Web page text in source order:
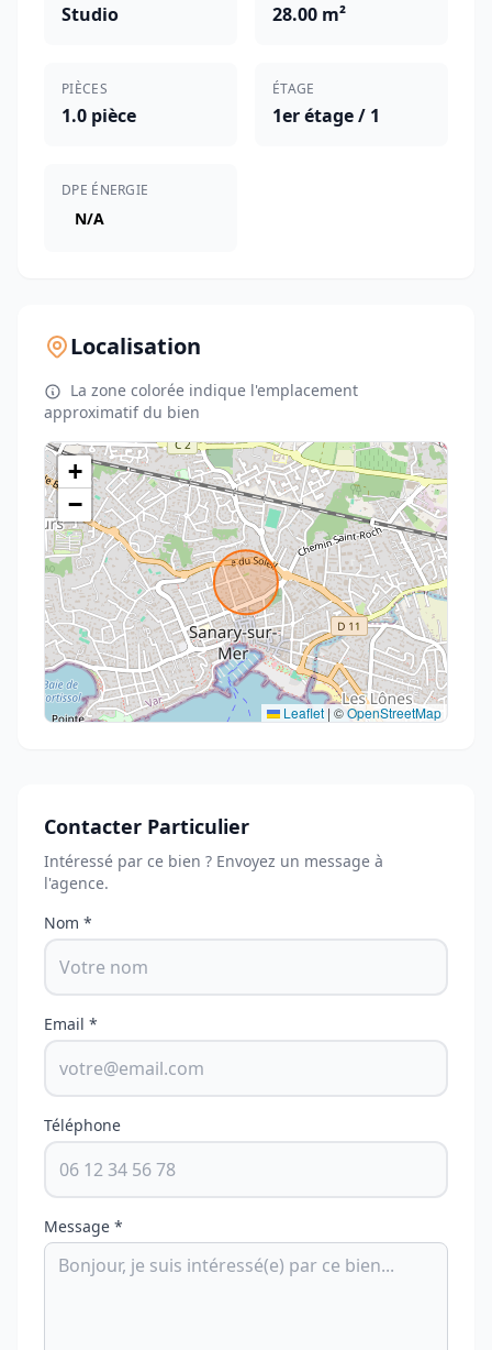
Studio 28.00 m²
PIÈCES
1.0 pièce
ÉTAGE
1er étage / 1
DPE ÉNERGIE
N/A
Localisation
La zone colorée indique l'emplacement
approximatif du bien
+
−
Leaflet | ©OpenStreetMap
Contacter Particulier
Intéressé par ce bien ? Envoyez un message à
l'agence.
Nom *
Email *
Téléphone
Message *